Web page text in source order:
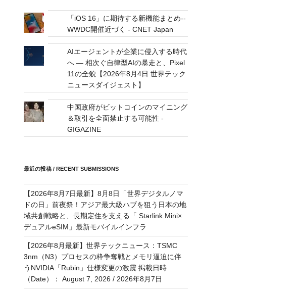
「iOS 16」に期待する新機能まとめ--
WWDC開催近づく - CNET Japan
AIエージェントが企業に侵入する時代
へ — 相次ぐ自律型AIの暴走と、Pixel
11の全貌【2026年8月4日 世界テック
ニュースダイジェスト】
中国政府がビットコインのマイニング
＆取引を全面禁止する可能性 -
GIGAZINE
最近の投稿 / RECENT SUBMISSIONS
【2026年8月7日最新】8月8日「世界デジタルノマ
ドの日」前夜祭！アジア最大級ハブを狙う日本の地
域共創戦略と、長期定住を支える「 Starlink Mini×
デュアルeSIM」最新モバイルインフラ
【2026年8月最新】世界テックニュース：TSMC
3nm（N3）プロセスの枠争奪戦とメモリ逼迫に伴
うNVIDIA「Rubin」仕様変更の激震 掲載日時
（Date）： August 7, 2026 / 2026年8月7日